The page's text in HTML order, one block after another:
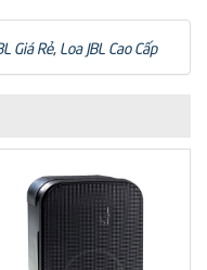
Giá Rẻ, Loa JBL Cao Cấp